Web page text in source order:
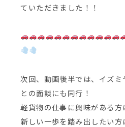
ていただきました！！
次回、動画後半では、イズ
との面談にも同行！
軽貨物の仕事に興味がある
新しい一歩を踏み出したい